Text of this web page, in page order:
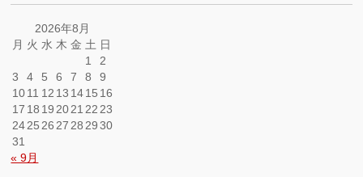
2026年8月
月 火 水 木 金 土 日
1
2
3
4 5 6 7 8
9
1011 12 13 1415 16
17 18 19 2021 22 23
2425 26 27 28 29 30
31
« 9月